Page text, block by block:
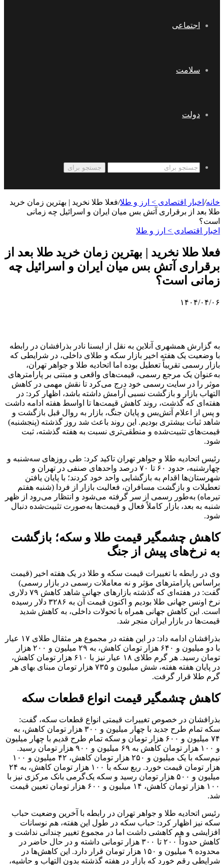
اجتماعی
سلامت
دولت
جستجو برای
خانه/ اخبار اقتصادی > ارز و طلا/فعلا طلا نخرید | بهترین زمان خرید
طلا بعد از برقراری آتش بس میان ایران و اسرائیل چه زمانی
است؟
اخبار اقتصادی > ارز و طلا
فعلا طلا نخرید | بهترین زمان خرید طلا بعد از
برقراری آتش بس میان ایران و اسرائیل چه
زمانی است؟
۱۴۰۴/۰۴/۰۶
به گزارش همشهری آنلاین به نقل از ایسنا نادر بذرافشان در رابطه
با وضعیت یک هفته اخیر بازار سکه و طلای داخلی، در شرایطی که
بازار رسمی تقریباً تعطیل بوده اما اتحادیه طلا و جواهر تهران،
به‌عنوان یک مرجع رسمی، قیمت‌های واقعی و مبتنی بر پارامترهای
موثر را در سایت رسمی خود درج می‌کرد تا نقش مهمی در کاهش
التهاب بازار و بازگشت نسبی آرامش داشته باشد، اظهار کرد: در
هفته‌ای که گذشت، روند کاهش قیمت‌ها تا اواسط هفته ادامه داشت
و پس از اعلام آتش‌بس و پایان جنگ، بازار به روال قبل بازگشت و
شاهد ثبات بیشتری بودیم. این روند باعث شد روز گذشته (پنجشنبه)
قیمت‌های تثبیت‌شده و منطقی‌تری نسبت به هفته گذشته، ثبت
شود.
رئیس اتحادیه طلا و جواهر تهران تاکید کرد: طی روزهای سه‌شنبه و
چهارشنبه، حدود ۶۰ تا ۷۰ درصد واحدهای صنفی در تهران و
شهرستان‌ها اقدام به بازگشایی واحد خود کردند؛ با پایان یافتن
تعطیلات و بازگشت مسافران، فعالیت بازار از فردا (شنبه هفتم
تیرماه) به‌طور رسمی از سر گرفته می‌شود و انتظار می‌رود از ظهر
شنبه به بعد، بازار کاملاً فعال و قیمت‌ها به‌صورت تثبیت‌شده دنبال
شود.
کاهش چشمگیر قیمت طلا و سکه؛ بازگشت
به نرخ‌های پیش از جنگ
وی در رابطه با تغییرات قیمت سکه و طلا در یک هفته اخیر (قیمت‌
براساس پارامترهای مؤثر و نه معاملات رسمی در بازار رسمی)
گفت: در هفته‌ای که گذشته بازارهای جهانی شاهد کاهش ۷۹ دلاری
نرخ اونس جهانی طلا بودیم و اکنون قیمت آن به ۳۲۸۶ دلار رسیده
است. این کاهش جهانی همراه با تحولات داخلی، به کاهش شدید
قیمت‌ها در بازار ایران منجر شد.
بذرافشان ادامه داد: در این هفته در مجموع هر مثقال طلای ۱۷ عیار
با دو میلیون و ۶۴۰ هزار تومان کاهش، به ۲۹ میلیون و ۲۰۰ هزار
تومان رسید. هر گرم طلای ۱۸ عیار نیز با ۶۱۰ هزار تومان کاهش،
در پایان هفته هفته، شش میلیون و ۷۳۵ هزار تومان مبنای بهای هر
گرم طلا قرار گرفت.
کاهش چشمگیر قیمت انواع قطعات سکه
بذرافشان در خصوص تغییرات قیمتی انواع قطعات سکه، گفت:
سکه تمام طرح جدید با چهار میلیون و ۳۰۰ هزار تومان کاهش، به
۷۴ میلیون و ۶۰۰ هزار تومان و سکه تمام طرح قدیم با چهار میلیون
و ١٠٠ هزار تومان کاهش به ۶۹ میلیون و ۹۰۰ هزار تومان رسید.
نیم‌سکه با یک میلیون و ٢۵٠ هزار تومان کاهش، ۴۲ میلیون و ۱۰۰
هزار تومان قیمت خورد. ربع سکه با ۱۰۰ هزار تومان کاهش، به ۲۴
میلیون و ۵۰۰ هزار تومان رسید و سکه یک‌گرمی بانک مرکزی نیز با
۱۰۰ هزار تومان کاهش، ۱۴ میلیون و ۶۰۰ هزار تومان تعیین قیمت
شد.
رئیس اتحادیه طلا و جواهر تهران در رابطه با آخرین وضعیت حباب
سکه نیز اظهار کرد: حباب سکه در طول این هفته، هم نوسانات
افزایشی و هم کاهشی داشت اما در مجموع تغییر چندانی نداشت و
کاهش حدوداً ٢٠٠ تا ٣٠٠ هزار تومانی داشته و در حال حاضر در
محدوده ۹ میلیون و ١۵٠ هزار تومان قرار دارد. این کاهش‌ها در
شرایطی رقم خورد که بازار در هفته گذشته بدون التهاب و حاشیه،